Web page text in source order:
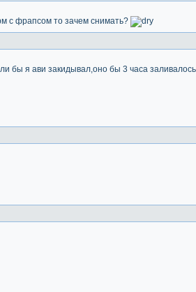
с фрапсом то зачем снимать?
бы я ави закидывал,оно бы 3 часа заливалось